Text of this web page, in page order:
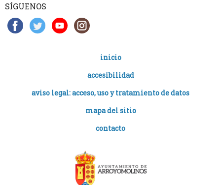
SÍGUENOS
inicio
accesibilidad
aviso legal: acceso, uso y tratamiento de datos
mapa del sitio
contacto